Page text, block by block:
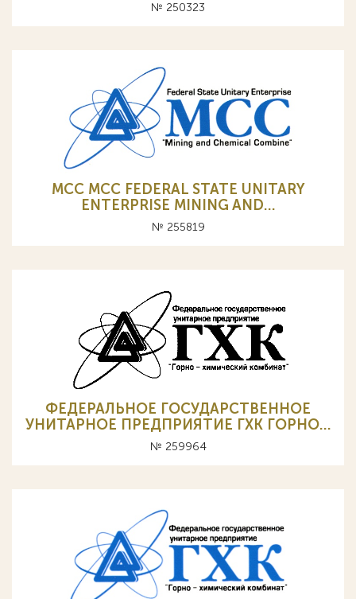
№ 250323
МСС MCC FEDERAL STATE UNITARY
ENTERPRISE MINING AND…
№ 255819
ФЕДЕРАЛЬНОЕ ГОСУДАРСТВЕННОЕ
УНИТАРНОЕ ПРЕДПРИЯТИЕ ГХК ГОРНО…
№ 259964